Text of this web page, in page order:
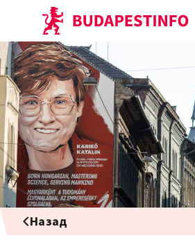
Назад